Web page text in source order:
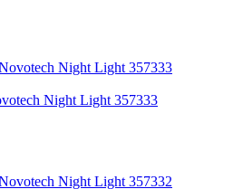
Night Light 357333